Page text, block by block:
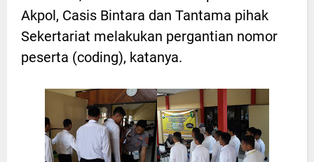
Akpol, Casis Bintara dan Tantama pihak
Sekertariat melakukan pergantian nomor
peserta (coding), katanya.